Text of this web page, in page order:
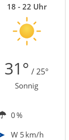
18 - 22 Uhr
31° / 25°
Sonnig
0 %
W 5 km/h